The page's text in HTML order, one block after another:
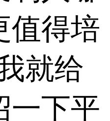
值得培
就给
一下平